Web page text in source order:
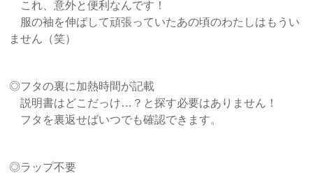
これ、意外と便利なんです！
服の袖を伸ばして頑張っていたあの頃のわたしはもうい
ません（笑）
◎フタの裏に加熱時間が記載
説明書はどこだっけ…？と探す必要はありません！
フタを裏返せばいつでも確認できます。
◎ラップ不要